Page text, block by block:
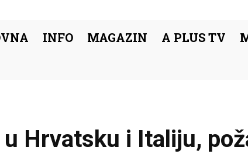
INFO MAGAZIN A PLUS TV
Hrvatsku i Italiju,